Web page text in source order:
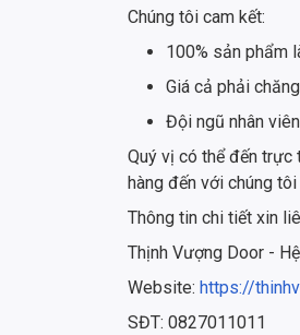
Chúng tôi cam kết:
100% sản phẩm
Giá cả phải
Đội ngũ nhân
Quý vị có thể đến
hàng đến với chúng
Thông tin chi tiết xin
Thịnh Vượng Door -
Website: https://
SĐT: 0827011011